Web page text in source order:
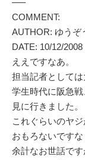
—–
COMMENT:
AUTHOR: ゆうぞ
DATE: 10/12/
ええですなあ。
担当記者として
学生時代に阪急
見に行きました。
これぐらいのヤ
おもろないですな
余計なお世話です